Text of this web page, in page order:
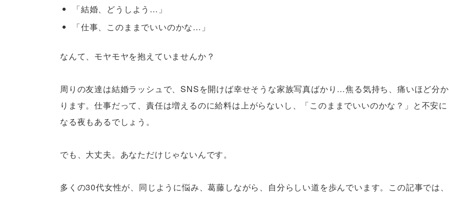
「結婚、どうしよう…」
「仕事、このままでいいのかな…」
なんて、モヤモヤを抱えていませんか？
周りの友達は結婚ラッシュで、SNSを開けば幸せそうな家族写真ばかり…焦る気持ち、痛いほど分か
ります。仕事だって、責任は増えるのに給料は上がらないし、「このままでいいのかな？」と不安に
なる夜もあるでしょう。
でも、大丈夫。あなただけじゃないんです。
多くの30代女性が、同じように悩み、葛藤しながら、自分らしい道を歩んでいます。この記事では、